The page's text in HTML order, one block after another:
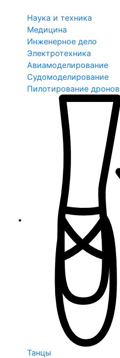
Наука и техника
Медицина
Инженерное дело
Электротехника
Авиамоделирование
Судомоделирование
Пилотирование дронов
Танцы